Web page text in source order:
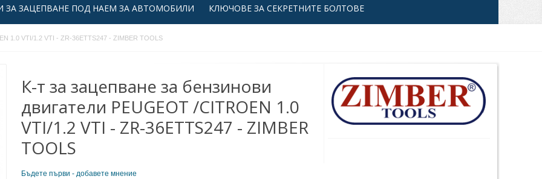
ЗА ЗАЦЕПВАНЕ ПОД НАЕМ ЗА АВТОМОБИЛИ КЛЮЧОВЕ ЗА СЕКРЕТНИТЕ БОЛТОВЕ
1.0 VTI/1.2 VTI - ZR-36ETTS247 - ZIMBER TOOLS
К-т за зацепване за бензинови
двигатели PEUGEOT /CITROEN 1.0
VTI/1.2 VTI - ZR-36ETTS247 - ZIMBER
TOOLS
Бъдете първи - добавете мнение